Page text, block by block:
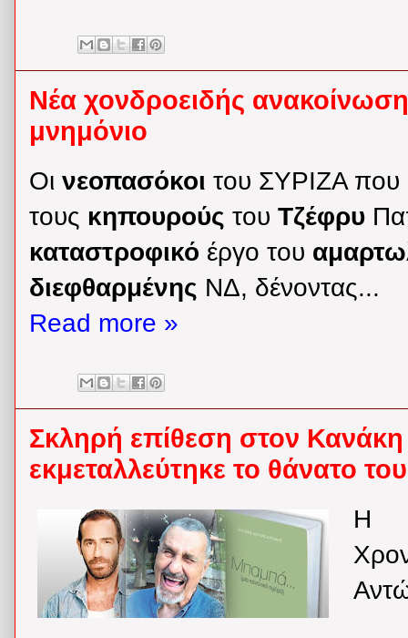
Νέα χονδροειδής
μνημόνιο
Οι νεοπασόκοι του ΣΥΡΙΖΑ που
τους κηπουρούς του Τζέφρυ
καταστροφικό έργο του
διεφθαρμένης ΝΔ, δένοντας...
Read more »
Σκληρή επίθεση στον Κανάκη
εκμεταλλεύτηκε το θάνατο
Η